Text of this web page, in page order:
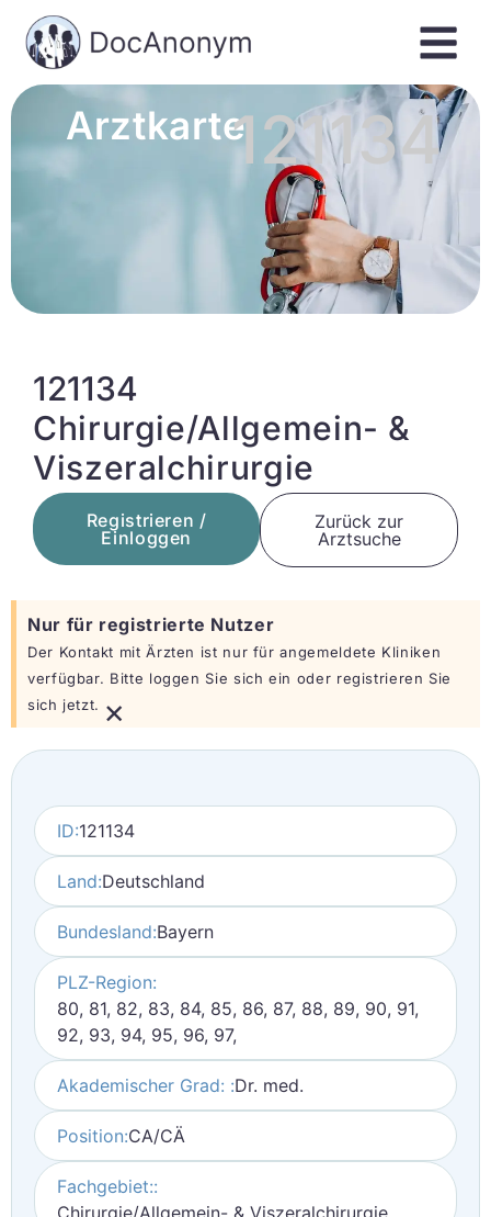
Arztkarte121134
121134
Chirurgie/Allgemein- &
Viszeralchirurgie
Registrieren /
Einloggen
Zurück zur
Arztsuche
Nur für registrierte Nutzer
Der Kontakt mit Ärzten ist nur für angemeldete Kliniken
verfügbar. Bitte loggen Sie sich ein oder registrieren Sie
sich jetzt. ×
ID:121134
Land:Deutschland
Bundesland:Bayern
PLZ-Region:
80, 81, 82, 83, 84, 85, 86, 87, 88, 89, 90, 91,
92, 93, 94, 95, 96, 97,
Akademischer Grad: :Dr. med.
Position:CA/CÄ
Fachgebiet::
Chirurgie/Allgemein- & Viszeralchirurgie